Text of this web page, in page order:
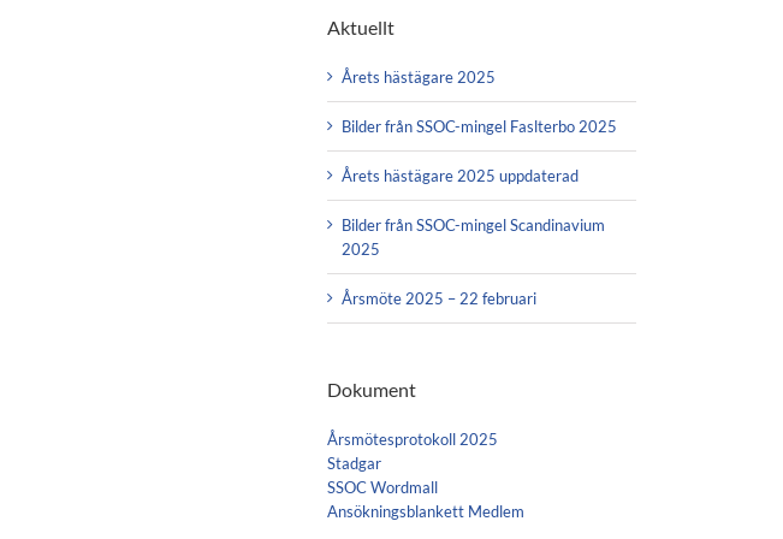
Aktuellt
Årets hästägare 2025
Bilder från SSOC-mingel Faslterbo 2025
Årets hästägare 2025 uppdaterad
Bilder från SSOC-mingel Scandinavium
2025
Årsmöte 2025 – 22 februari
Dokument
Årsmötesprotokoll 2025
Stadgar
SSOC Wordmall
Ansökningsblankett Medlem